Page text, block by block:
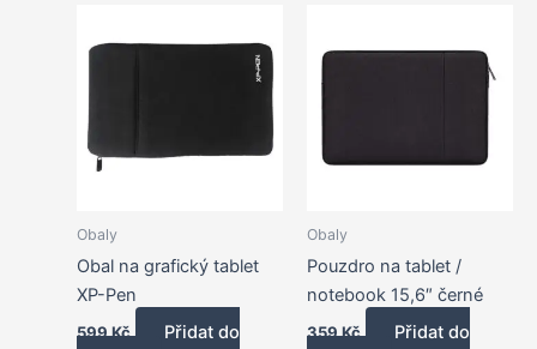
Obaly
Obal na grafický tablet
XP-Pen
599Kč
Přidat do
Obaly
Pouzdro na tablet /
notebook 15,6″ černé
359Kč
Přidat do